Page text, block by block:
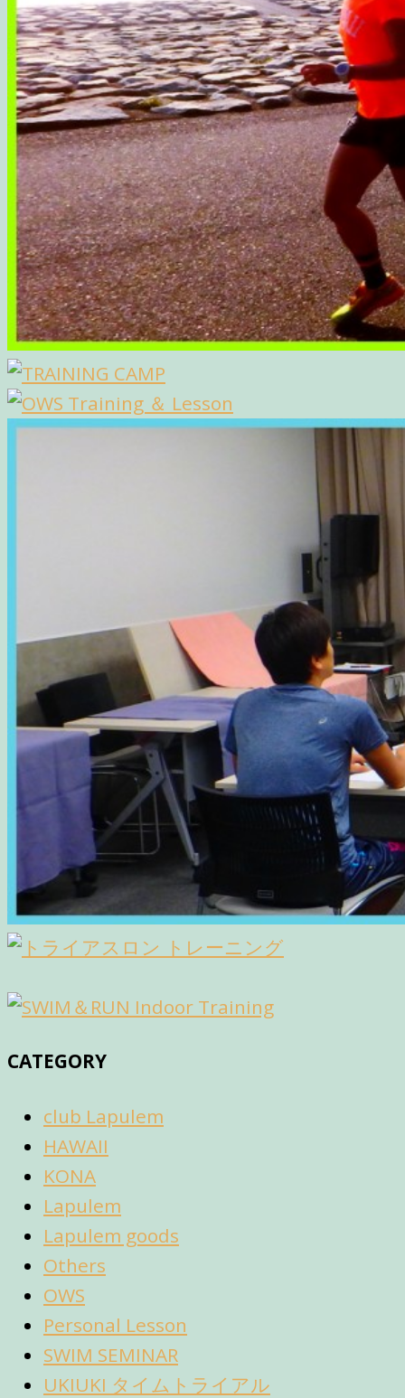
CATEGORY
club Lapulem
HAWAII
KONA
Lapulem
Lapulem goods
Others
OWS
Personal Lesson
SWIM SEMINAR
UKIUKI タイムトライアル